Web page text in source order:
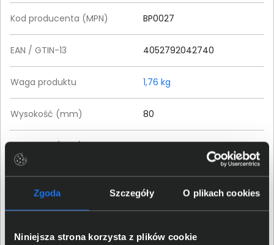
Zgoda Szczegóły O plikach cookies
Niniejsza strona korzysta z plików cookie
Kod producenta (MPN) BP0027
EAN / GTIN-13 4052792042740
Waga produktu 1,76 kg
Wysokość (mm) 80
Szerokość (mm) 560
Głębokość (mm) 210
Szczegóły dotyczące zgodności produktu z